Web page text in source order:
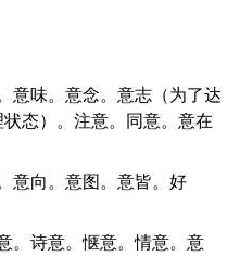
态）。注意。同意。意在